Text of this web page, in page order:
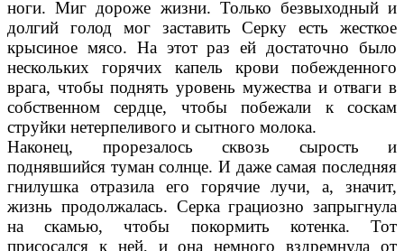
ноги. Миг дороже жизни. Только безвыходный и
долгий голод мог заставить Серку есть жесткое
крысиное мясо. На этот раз ей достаточно было
нескольких горячих капель крови побежденного
врага, чтобы поднять уровень мужества и отваги в
собственном сердце, чтобы побежали к соскам
струйки нетерпеливого и сытного молока.
Наконец, прорезалось сквозь сырость и
поднявшийся туман солнце. И даже самая последняя
гнилушка отразила его горячие лучи, а, значит,
жизнь продолжалась. Серка грациозно запрыгнула
на скамью, чтобы покормить котенка. Тот
присосался к ней, и она немного вздремнула от